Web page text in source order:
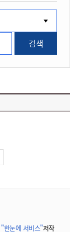
검색
"한눈에 서비스"저작